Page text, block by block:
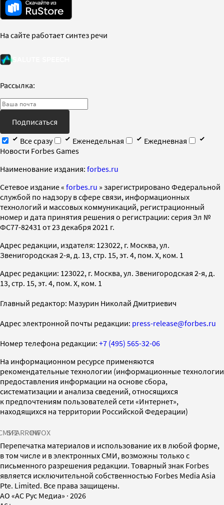
На сайте работает синтез речи
Рассылка:
Подписаться
Все сразу
Еженедельная
Ежедневная
Новости Forbes Games
Наименование издания: forbes.ru
Cетевое издание « forbes.ru » зарегистрировано Федеральной
службой по надзору в сфере связи, информационных
технологий и массовых коммуникаций, регистрационный
номер и дата принятия решения о регистрации: серия Эл №
ФС77-82431 от 23 декабря 2021 г.
Адрес редакции, издателя: 123022, г. Москва, ул.
Звенигородская 2-я, д. 13, стр. 15, эт. 4, пом. X, ком. 1
Адрес редакции: 123022, г. Москва, ул. Звенигородская 2-я, д.
13, стр. 15, эт. 4, пом. X, ком. 1
Главный редактор: Мазурин Николай Дмитриевич
Адрес электронной почты редакции: press-release@forbes.ru
Номер телефона редакции: +7 (495) 565-32-06
На информационном ресурсе применяются
рекомендательные технологии (информационные технологии
предоставления информации на основе сбора,
систематизации и анализа сведений, относящихся
к предпочтениям пользователей сети «Интернет»,
находящихся на территории Российской Федерации)
SPARROWINFOX
Перепечатка материалов и использование их в любой форме,
в том числе и в электронных СМИ, возможны только с
письменного разрешения редакции. Товарный знак Forbes
является исключительной собственностью Forbes Media Asia
Pte. Limited. Все права защищены.
AO «АС Рус Медиа» · 2026